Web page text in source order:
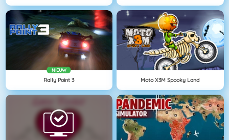
NIEUW
Rally Point 3 Moto X3M Spooky Land